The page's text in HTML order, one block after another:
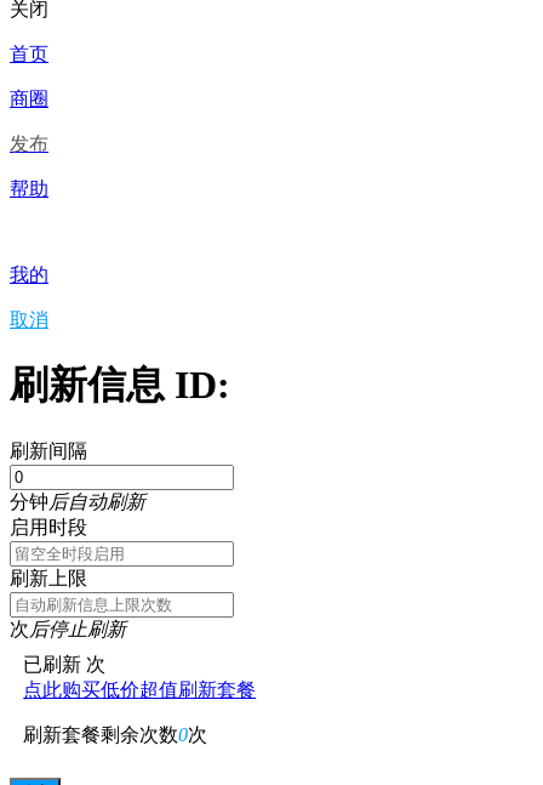
关闭
首页
商圈
发布
帮助
我的
取消
刷新信息 ID:
刷新间隔
分钟后自动刷新
启用时段
刷新上限
次后停止刷新
已刷新 次
点此购买低价超值刷新套餐
刷新套餐剩余次数0次